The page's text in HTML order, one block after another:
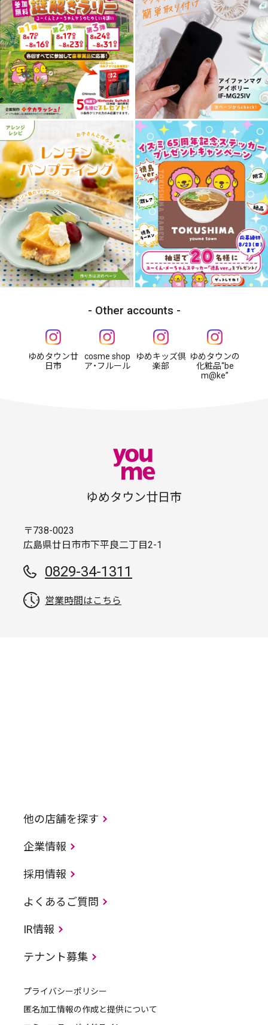
Other accounts
ゆめタウン廿
日市
cosme shop
ア・フルール
ゆめキッズ倶
楽部
ゆめタウンの
化粧品“be
m@ke”
ゆめタウン廿日市
〒738-0023
広島県廿日市市下平良二丁目2-1
0829-34-1311
営業時間はこちら
他の店舗を探す
企業情報
採用情報
よくあるご質問
IR情報
テナント募集
プライバシーポリシー
匿名加工情報の作成と提供について